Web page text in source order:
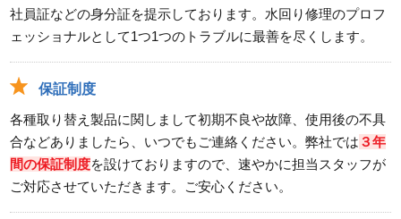
社員証などの身分証を提示しております。水回り修理のプロフ
ェッショナルとして1つ1つのトラブルに最善を尽くします。
保証制度
各種取り替え製品に関しまして初期不良や故障、使用後の不具
合などありましたら、いつでもご連絡ください。弊社では ３年
間の保証制度を設けておりますので、速やかに担当スタッフが
ご対応させていただきます。ご安心ください。